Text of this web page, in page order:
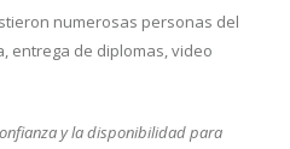
numerosas personas del
entrega de diplomas, video
y la disponibilidad para